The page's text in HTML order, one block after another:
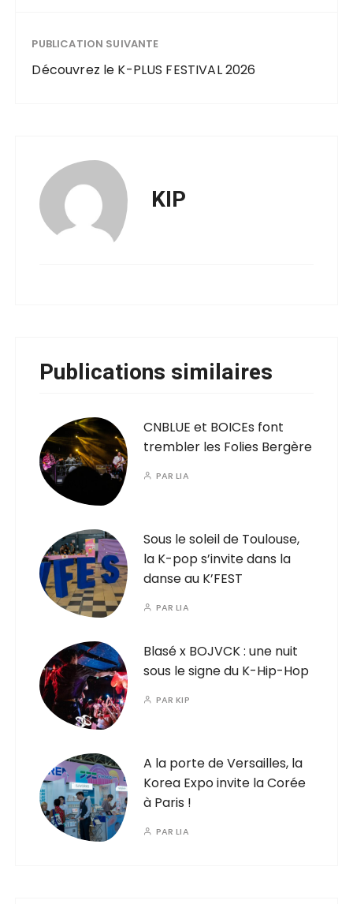
PUBLICATION SUIVANTE
Découvrez le K-PLUS FESTIVAL 2026
KIP
Publications similaires
CNBLUE et BOICEs font
trembler les Folies Bergère
PARLIA
Sous le soleil de Toulouse,
la K-pop s’invite dans la
danse au K’FEST
PARLIA
Blasé x BOJVCK : une nuit
sous le signe du K-Hip-Hop
PARKIP
A la porte de Versailles, la
Korea Expo invite la Corée
à Paris !
PARLIA